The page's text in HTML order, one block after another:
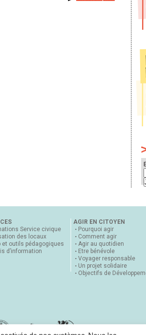
Service civique
des locaux
et outils pédagogiques
d’information
AGIR EN CITOYEN
Pourquoi agir
Comment agir
Agir au quotidien
Etre bénévole
Voyager responsable
Un projet solidaire
Objectifs de